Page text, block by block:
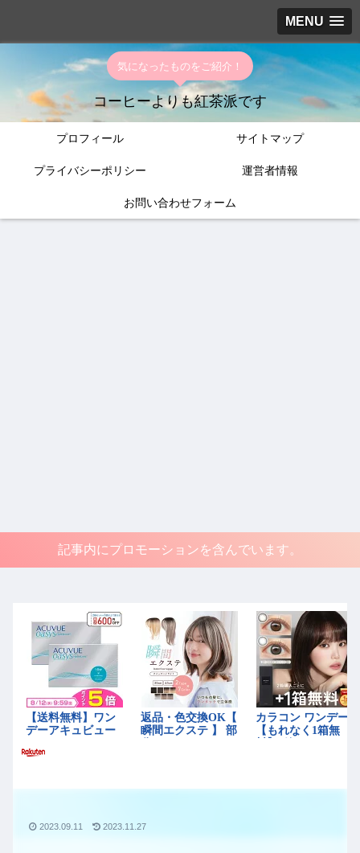
MENU
気になったものをご紹介！
コーヒーよりも紅茶派です
プロフィール サイトマップ
プライバシーポリシー 運営者情報
お問い合わせフォーム
記事内にプロモーションを含んでいます。
2023.09.11 2023.11.27